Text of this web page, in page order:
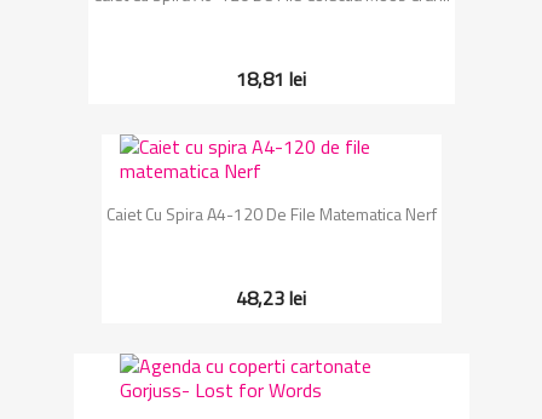
18,81 lei
Caiet Cu Spira A4-120 De File Matematica Nerf
48,23 lei